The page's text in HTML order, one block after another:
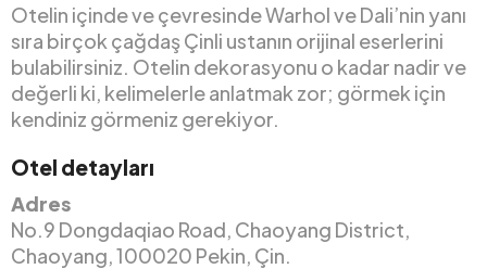
Otelin içinde ve çevresinde Warhol ve Dali’nin yanı
sıra birçok çağdaş Çinli ustanın orijinal eserlerini
bulabilirsiniz. Otelin dekorasyonu o kadar nadir ve
değerli ki, kelimelerle anlatmak zor; görmek için
kendiniz görmeniz gerekiyor.
Otel detayları
Adres
No.9 Dongdaqiao Road, Chaoyang District,
Chaoyang, 100020 Pekin, Çin.